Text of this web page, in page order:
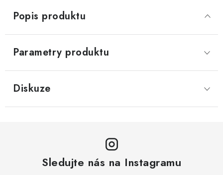
Popis produktu
Parametry produktu
Diskuze
Sledujte nás na Instagramu